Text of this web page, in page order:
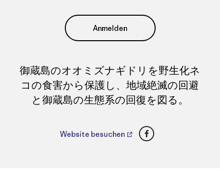
Anmelden
御蔵島のオオミズナギドリを野生化ネ
コの食害から保護し、地域絶滅の回避
と御蔵島の生態系の回復を図る。
Website besuchen Facebook